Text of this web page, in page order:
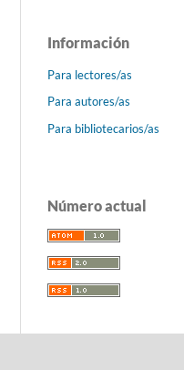
Información
Para lectores/as
Para autores/as
Para bibliotecarios/as
Número actual